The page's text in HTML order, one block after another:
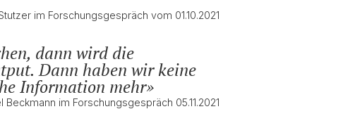
im Forschungsgespräch vom 01.10.2021
dann wird die
Dann haben wir keine
Information mehr
Beckmann im Forschungsgespräch 05.11.2021